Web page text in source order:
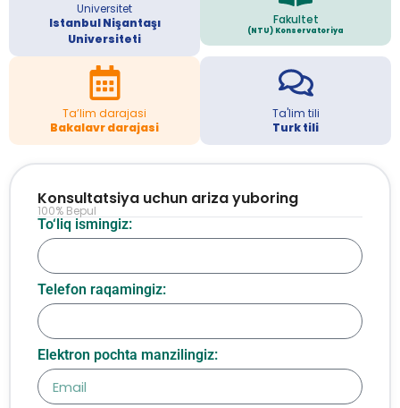
Universitet
Istanbul Nişantaşı
Universiteti
Fakultet
(NTU) Konservatoriya
Ta’lim darajasi
Bakalavr darajasi
Ta'lim tili
Turk tili
To‘liq ismingiz:
Telefon raqamingiz:
Elektron pochta manzilingiz:
Konsultatsiya uchun ariza yuboring
100% Bepul